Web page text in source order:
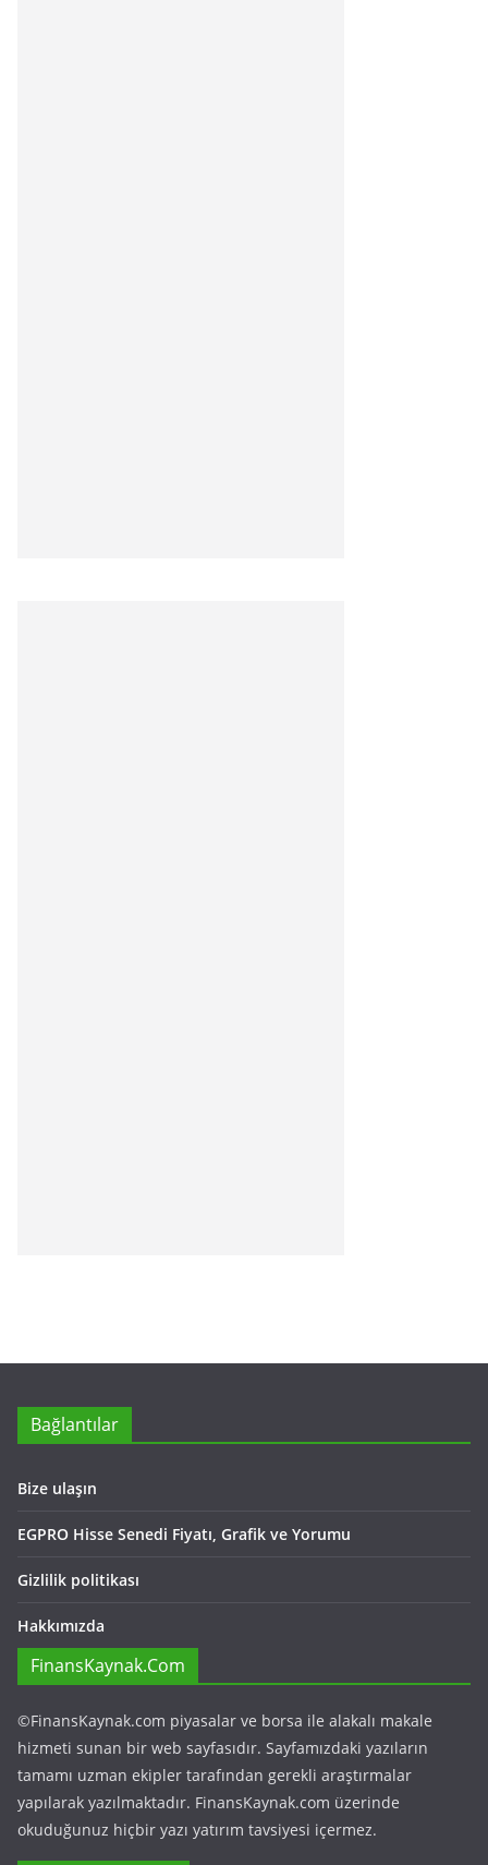
Bağlantılar
Bize ulaşın
EGPRO Hisse Senedi Fiyatı, Grafik ve Yorumu
Gizlilik politikası
Hakkımızda
FinansKaynak.Com
©FinansKaynak.com piyasalar ve borsa ile alakalı makale
hizmeti sunan bir web sayfasıdır. Sayfamızdaki yazıların
tamamı uzman ekipler tarafından gerekli araştırmalar
yapılarak yazılmaktadır. FinansKaynak.com üzerinde
okuduğunuz hiçbir yazı yatırım tavsiyesi içermez.